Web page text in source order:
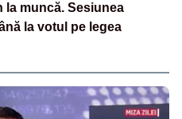
la muncă. Sesiunea
la votul pe legea